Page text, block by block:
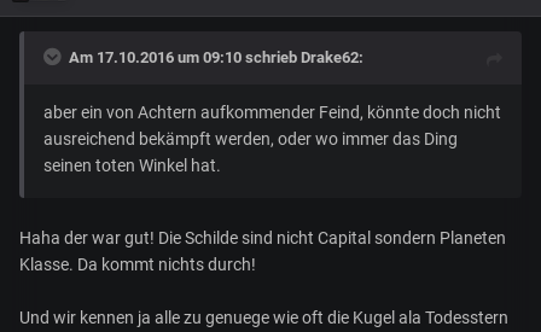
Am 17.10.2016 um 09:10 schrieb Drake62:
aber ein von Achtern aufkommender Feind, könnte doch nicht
ausreichend bekämpft werden, oder wo immer das Ding
seinen toten Winkel hat.
Haha der war gut! Die Schilde sind nicht Capital sondern Planeten
Klasse. Da kommt nichts durch!
Und wir kennen ja alle zu genuege wie oft die Kugel ala Todesstern